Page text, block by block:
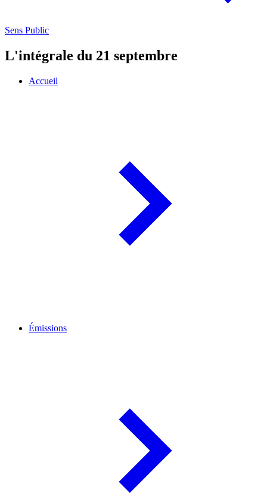
Sens Public
L'intégrale du 21 septembre
Accueil
Émissions